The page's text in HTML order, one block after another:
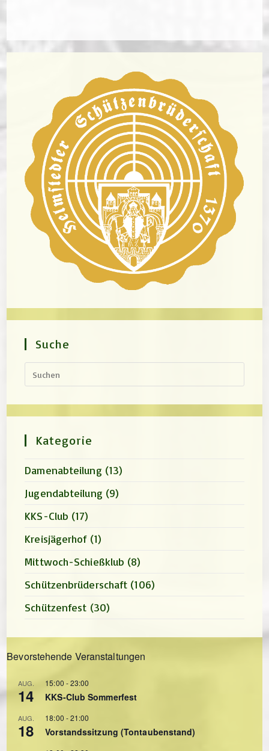
Suche
Kategorie
Damenabteilung (13)
Jugendabteilung (9)
KKS-Club (17)
Kreisjägerhof (1)
Mittwoch-Schießklub (8)
Schützenbrüderschaft (106)
Schützenfest (30)
Bevorstehende Veranstaltungen
AUG.
14
15:00 -23:00
KKS-Club Sommerfest
AUG.
18
18:00 -21:00
Vorstandssitzung (Tontaubenstand)